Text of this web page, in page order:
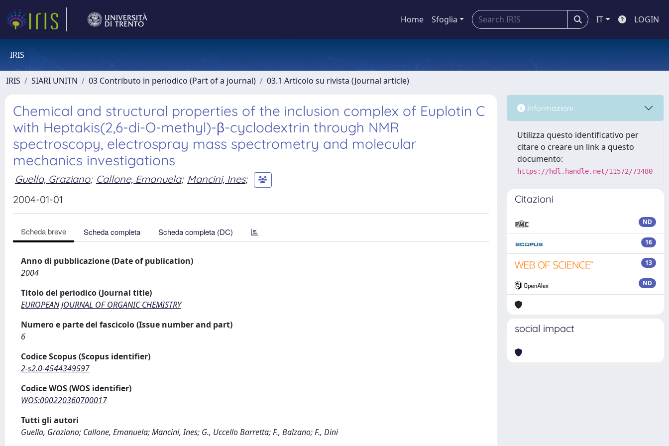
Home Sfoglia IT LOGIN
IRIS
IRIS SIARI UNITN 03 Contributo in periodico (Part of a journal) 03.1 Articolo su rivista (Journal article)
Chemical and structural properties of the inclusion complex of Euplotin C
with Heptakis(2,6-di-O-methyl)-β-cyclodextrin through NMR
spectroscopy, electrospray mass spectrometry and molecular
mechanics investigations
Guella, Graziano; Callone, Emanuela; Mancini, Ines;
2004-01-01
Scheda breve Scheda completa Scheda completa (DC)
Anno di pubblicazione (Date of publication)
2004
Titolo del periodico (Journal title)
EUROPEAN JOURNAL OF ORGANIC CHEMISTRY
Numero e parte del fascicolo (Issue number and part)
6
Codice Scopus (Scopus identifier)
2-s2.0-4544349597
Codice WOS (WOS identifier)
WOS:000220360700017
Tutti gli autori
Guella, Graziano; Callone, Emanuela; Mancini, Ines; G., Uccello Barretta; F., Balzano; F., Dini
Informazioni
Utilizza questo identificativo per
citare o creare un link a questo
documento:
https://hdl.handle.net/11572/73480
Citazioni
ND
16
13
ND
social impact